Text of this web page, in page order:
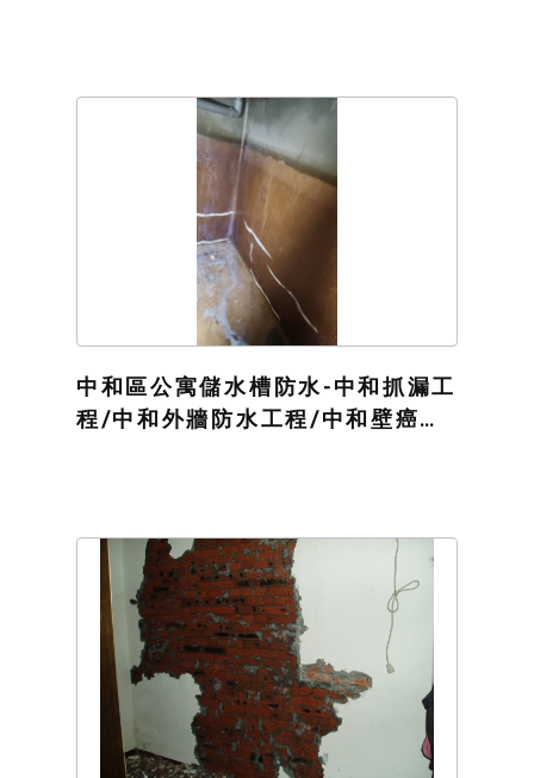
中和區公寓儲水槽防水-中和抓漏工
程/中和外牆防水工程/中和壁癌防